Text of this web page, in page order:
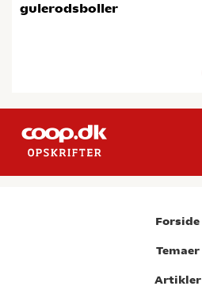
gulerodsboller
Forside
Temaer
Artikler